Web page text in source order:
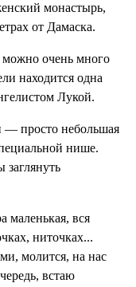
монастырь,
от Дамаска.
можно очень много
находится одна
Лукой.
— просто небольшая
нише.
заглянуть
маленькая, вся
ниточках...
молится, на нас
встаю